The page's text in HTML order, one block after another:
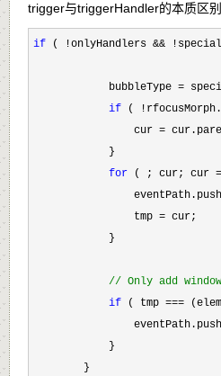
trigger与triggerHandler的本质区
if ( !onlyHandlers &&
            bubbleType
=
if (
                cur
=
            }
for ( ; cur; cur =
                tmp
= cur;
            }
// Only add
if ( tmp ===
            }
        }